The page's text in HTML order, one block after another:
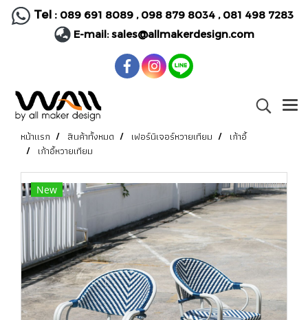
Tel : 089 691 8089, 098 879 8034 , 081 498 7283
E-mail:sales@allmakerdesign.com
หน้าแรก สินค้าทั้งหมด เฟอร์นิเจอร์หวายเทียม
เก้าอี้
เก้าอี้หวายเทียม
New